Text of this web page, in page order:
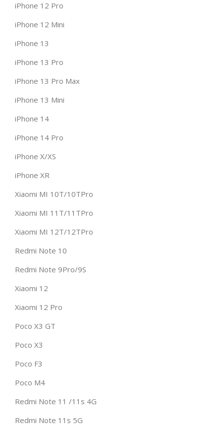
iPhone 12 Pro
iPhone 12 Mini
iPhone 13
iPhone 13 Pro
iPhone 13 Pro Max
iPhone 13 Mini
iPhone 14
iPhone 14 Pro
iPhone X/XS
iPhone XR
Xiaomi MI 10T/10TPro
Xiaomi MI 11T/11TPro
Xiaomi MI 12T/12TPro
Redmi Note 10
Redmi Note 9Pro/9S
Xiaomi 12
Xiaomi 12 Pro
Poco X3 GT
Poco X3
Poco F3
Poco M4
Redmi Note 11 /11s 4G
Redmi Note 11s 5G